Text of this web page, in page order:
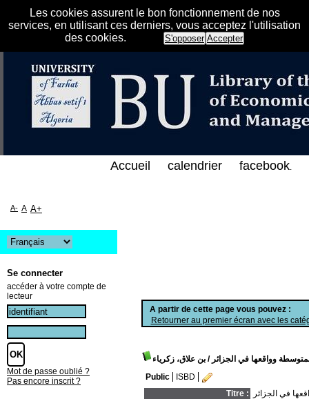
Les cookies assurent le bon fonctionnement de nos
services, en utilisant ces derniers, vous acceptez l'utilisation
des cookies.
S'opposer Accepter
الإلكتروني على الخط المباشر لمكتبة كلية
A partir de cette page vous pouvez :
Retourner au premier écran avec les
وواقعها في الجزائر / بن علاق، زكرياء
Public
ISBD
Titre :
في الجزائر
Accueil calendrier facebook.
A- A A+
Se connecter
accéder à votre compte de
lecteur
Mot de passe oublié ?
Pas encore inscrit ?